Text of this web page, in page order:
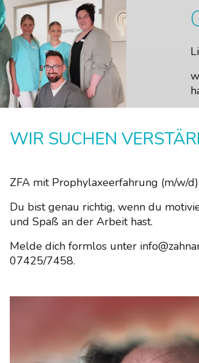
WIR SUCHEN
ZFA mit Prophylaxeerfahrung (m/w/
Du bist genau richtig, wenn du
und Spaß an der Arbeit hast.
Melde dich formlos unter
07425/7458.